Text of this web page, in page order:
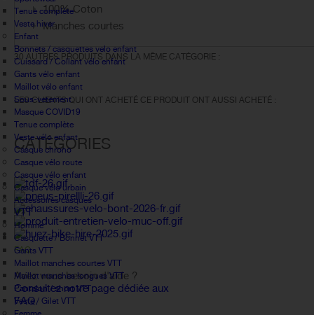
Tenue complète
Veste hiver
Enfant
Bonnets / casquettes velo enfant
Cuissard / Collant vélo enfant
Gants vélo enfant
Maillot vélo enfant
Sous-vetement
Masque COVID19
Tenue complète
Veste vélo enfant
Casque chrono
Casque vélo route
Casque vélo enfant
Casque vélo urbain
Accessoires casques
VTT
Homme
Casquette / Bonnet VTT
Gants VTT
Maillot manches courtes VTT
Maillot manches longues VTT
Pantalon / short VTT
Veste / Gilet VTT
100% Coton
Manches courtes
30 AUTRES PRODUITS DANS LA MÊME CATÉGORIE :
LES CLIENTS QUI ONT ACHETÉ CE PRODUIT ONT AUSSI ACHETÉ :
CATÉGORIES
FAQ
Avez vous besoin d'aide ?
Consultez notre page dédiée aux
FAQ.